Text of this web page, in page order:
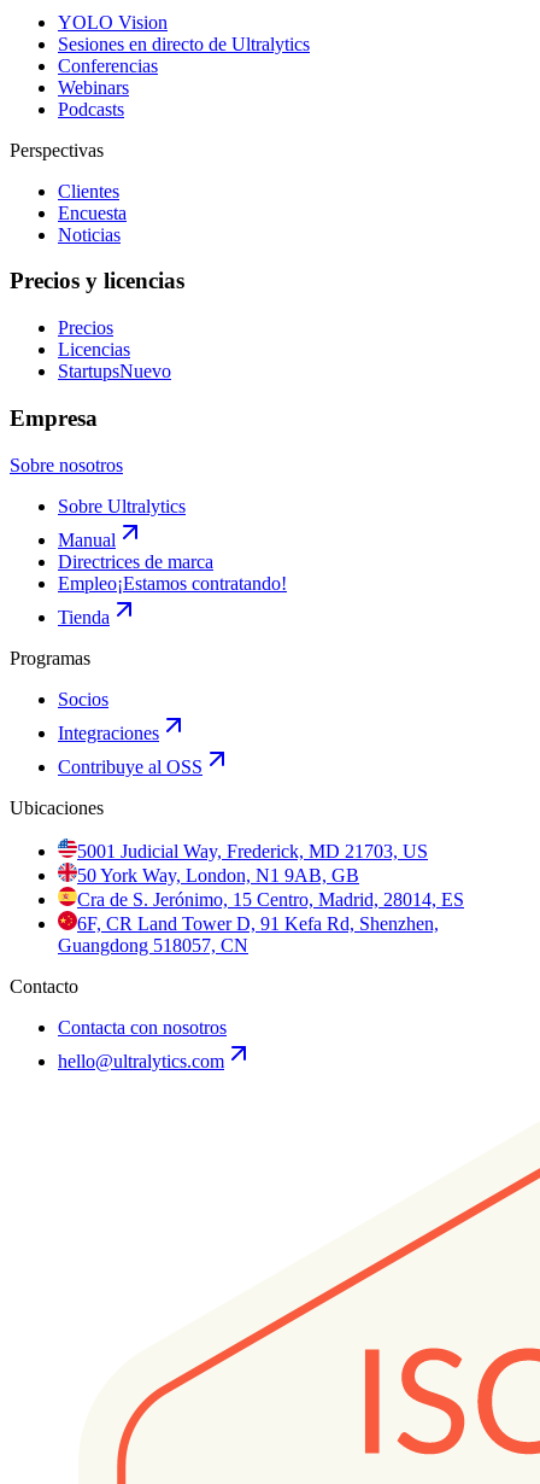
YOLO Vision
Sesiones en directo de Ultralytics
Conferencias
Webinars
Podcasts
Perspectivas
Clientes
Encuesta
Noticias
Precios y licencias
Precios
Licencias
StartupsNuevo
Empresa
Sobre nosotros
Sobre Ultralytics
Manual
Directrices de marca
Empleo¡Estamos contratando!
Tienda
Programas
Socios
Integraciones
Contribuye al OSS
Ubicaciones
5001 Judicial Way, Frederick, MD 21703, US
50 York Way, London, N1 9AB, GB
Cra de S. Jerónimo, 15 Centro, Madrid, 28014, ES
6F, CR Land Tower D, 91 Kefa Rd, Shenzhen,
Guangdong 518057, CN
Contacto
Contacta con nosotros
hello@ultralytics.com